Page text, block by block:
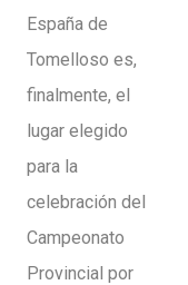
España de
Tomelloso es,
finalmente, el
lugar elegido
para la
celebración del
Campeonato
Provincial por